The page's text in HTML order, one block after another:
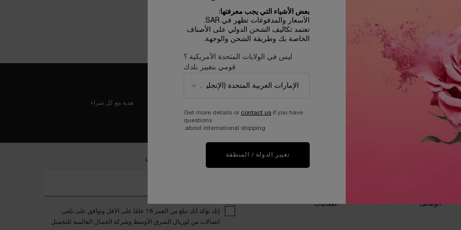
متوفّر - أبلغوني فور توفّره WHEN THE قلم ليب لاينر IS AVAILABLE الإضافة إلى حقيبة التسوق قلم تحديد الشفاه ليب إيدول
عيّنات مجانية مع كل طلبية هدية مع كل شراء
الوظائف
الفعاليات​
انضمي إلى عالم لانكوم الخاص
إنك تؤكد أنك تبلغ من العمر 18 عامًا على الأقل وتوافق على تلقي
اتصالات من لوريال الشرق الأوسط وشركة الجمال العالمية للتجميل
بعض الأشياء التي يجب معرفتها:
الأسعار والمدفوعات تظهر في SAR.
تعتمد تكاليف الشحن الدولي على الأصناف
الخاصة بك وطريقة الشحن والوجهة.
ليس في الولايات المتحدة الأمريكية ؟
قومي بتغيير بلدك
Get more details or contact us if you have
questions
about international shipping.
تغيير الدولة / المنطقة